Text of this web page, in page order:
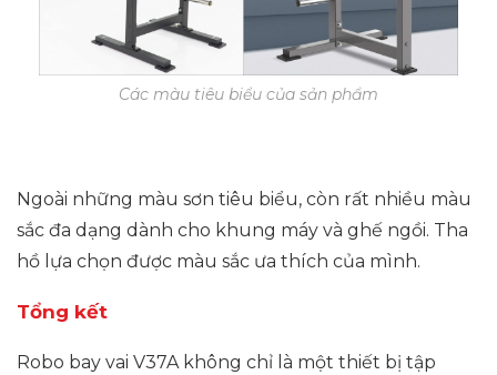
Các màu tiêu biểu của sản phẩm
Ngoài những màu sơn tiêu biểu, còn rất nhiều màu
sắc đa dạng dành cho khung máy và ghế ngồi. Tha
hồ lựa chọn được màu sắc ưa thích của mình.
Tổng kết
Robo bay vai V37A không chỉ là một thiết bị tập